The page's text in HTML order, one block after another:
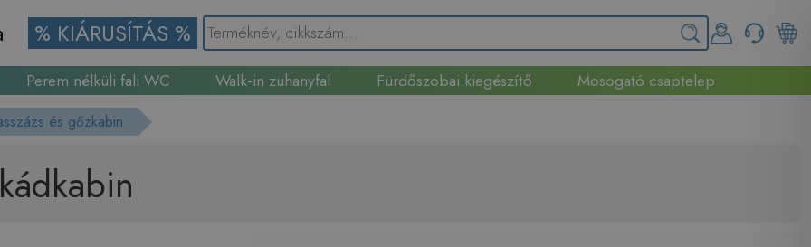
% KIÁRUSÍTÁS %
Perem nélküli fali WC Walk-in zuhanyfal Fürdőszobai kiegészítő
Mosogató csaptelep
Gránit mosogató
és gőzkabin